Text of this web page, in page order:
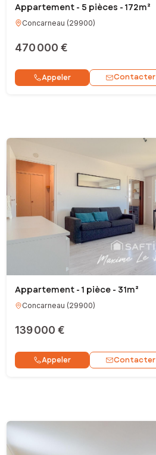
Appartement - 5 pièces - 172m²
Concarneau (29900)
470 000 €
Appeler Contacter
Appartement - 1 pièce - 31m²
Concarneau (29900)
139 000 €
Appeler Contacter